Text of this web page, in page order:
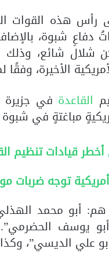
رأس هذه القوات
دفاعِ شبوة،
شلال شائع،
الأخيرة، وفقًا
القاعدة في جزيرة
مباغتةٍ في
أخطر قيادات تنظيم
توجه ضربات
هم: أبو محمد
يوسف
علي الديسي”،